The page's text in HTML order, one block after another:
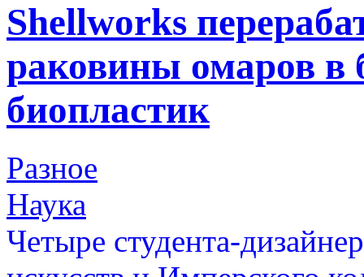
Shellworks
раковины омаров в
биопластик
Разное
Наука
Четыре студента-